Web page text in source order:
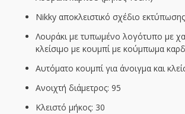
Nikky αποκλειστικό σχέδιο εκτύπωσης
Λουράκι με τυπωμένο λογότυπο με
κλείσιμο με κουμπί με κούμπωμα
Αυτόματο κουμπί για άνοιγμα και
Ανοιχτή διάμετρος: 95
Κλειστό μήκος: 30